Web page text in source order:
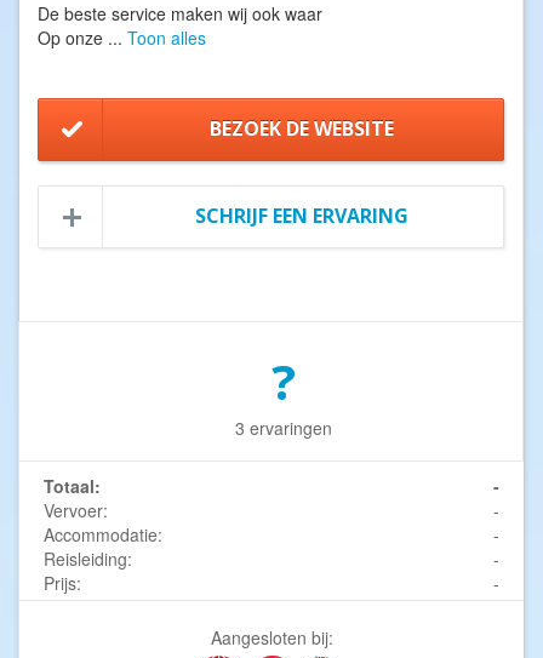
De beste service maken wij ook waar
Op onze ... Toon alles
BEZOEK DE WEBSITE
SCHRIJF EEN ERVARING
?
3 ervaringen
Totaal:
-
Vervoer:
-
Accommodatie:
-
Reisleiding:
-
Prijs:
-
Aangesloten bij: